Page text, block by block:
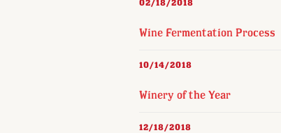
02/18/2018
Wine Fermentation Process
10/14/2018
Winery of the Year
12/18/2018